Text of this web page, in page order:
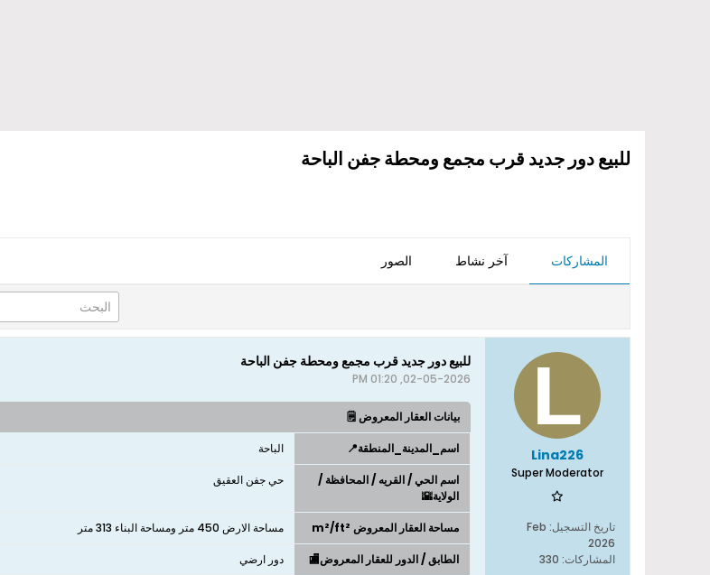
للبيع دور جديد قرب مجمع ومحطة جفن الباحة
المشاركات آخر نشاط الصور
Lina226
Super Moderator
تاريخ التسجيل: Feb
2026
المشاركات: 330
للبيع دور جديد قرب مجمع ومحطة جفن الباحة
02-05-2026, 01:20 PM
بيانات العقار المعروض 🗒️
اسم_المدينة_المنطقة📍 الباحة
اسم الحي / القريه / المحافظة /
الولاية🌇
حي جفن العقيق
مساحة العقار المعروض m²/ft² مساحة الارض 450 متر ومساحة البناء 313 متر
الطابق / الدور للعقار المعروض🏬 دور ارضي